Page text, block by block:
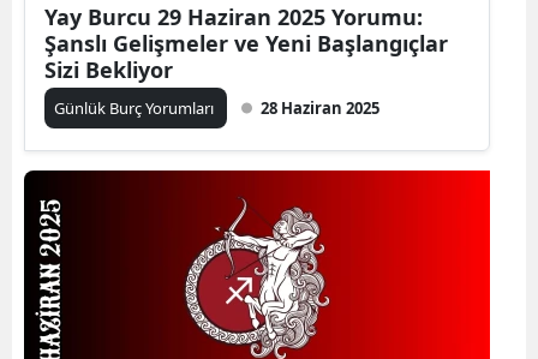
Yay Burcu 29 Haziran 2025 Yorumu:
Şanslı Gelişmeler ve Yeni Başlangıçlar
Sizi Bekliyor
Günlük Burç Yorumları 28 Haziran 2025